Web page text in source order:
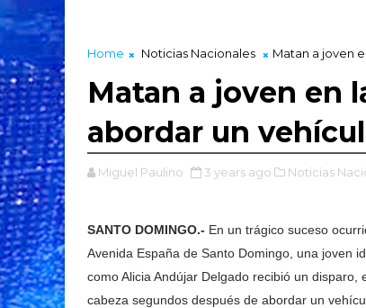
Home Noticias Nacionales Matan a joven
Matan a joven en
abordar un
Miguel Paulino 3 years ago Noticias
SANTO DOMINGO.- En un trágico suceso
Avenida España de Santo Domingo, una joven
como Alicia Andújar Delgado recibió un disparo,
cabeza segundos después de abordar un